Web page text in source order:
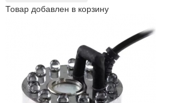
Товар добавлен в корзину